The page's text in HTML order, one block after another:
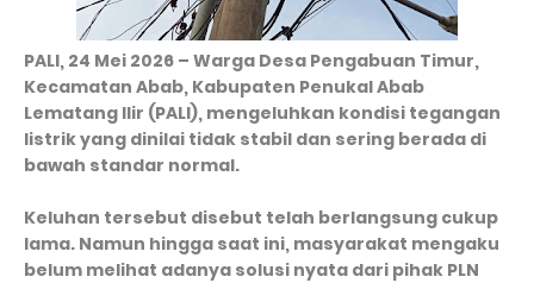
PALI, 24 Mei 2026 – Warga Desa Pengabuan Timur,
Kecamatan Abab, Kabupaten Penukal Abab
Lematang Ilir (PALI), mengeluhkan kondisi tegangan
listrik yang dinilai tidak stabil dan sering berada di
bawah standar normal.
Keluhan tersebut disebut telah berlangsung cukup
lama. Namun hingga saat ini, masyarakat mengaku
belum melihat adanya solusi nyata dari pihak PLN